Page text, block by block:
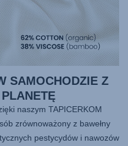
SAMOCHODZIE Z
naszym TAPICERKOM
zrównoważony z bawełny
pestycydów i nawozów